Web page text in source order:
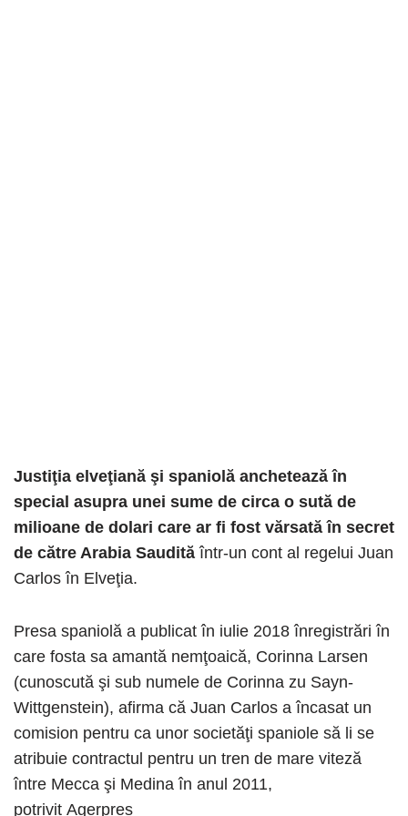
Justiţia elveţiană şi spaniolă anchetează în
special asupra unei sume de circa o sută de
milioane de dolari care ar fi fost vărsată în secret
de către Arabia Saudită într-un cont al regelui Juan
Carlos în Elveţia.
Presa spaniolă a publicat în iulie 2018 înregistrări în
care fosta sa amantă nemţoaică, Corinna Larsen
(cunoscută şi sub numele de Corinna zu Sayn-
Wittgenstein), afirma că Juan Carlos a încasat un
comision pentru ca unor societăţi spaniole să li se
atribuie contractul pentru un tren de mare viteză
între Mecca şi Medina în anul 2011,
potrivit Agerpres